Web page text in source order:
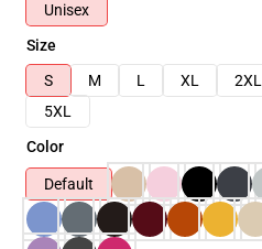
Unisex
Size
S
M L XL 2XL
5XL
Color
Default